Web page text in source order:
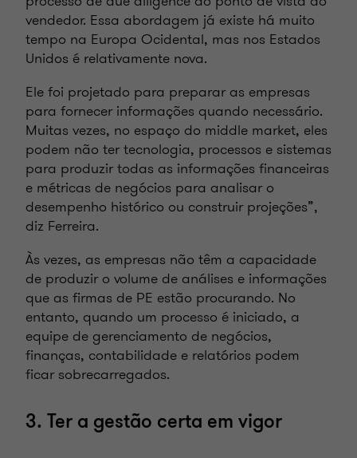
vendedor. Essa abordagem já existe há muito
tempo na Europa Ocidental, mas nos Estados
Unidos é relativamente nova.
Ele foi projetado para preparar as empresas
para fornecer informações quando necessário.
Muitas vezes, no espaço do middle market, eles
podem não ter tecnologia, processos e sistemas
para produzir todas as informações financeiras
e métricas de negócios para analisar o
desempenho histórico ou construir projeções”,
diz Ferreira.
Às vezes, as empresas não têm a capacidade
de produzir o volume de análises e informações
que as firmas de PE estão procurando. No
entanto, quando um processo é iniciado, a
equipe de gerenciamento de negócios,
finanças, contabilidade e relatórios podem
ficar sobrecarregados.
3. Ter a gestão certa em vigor